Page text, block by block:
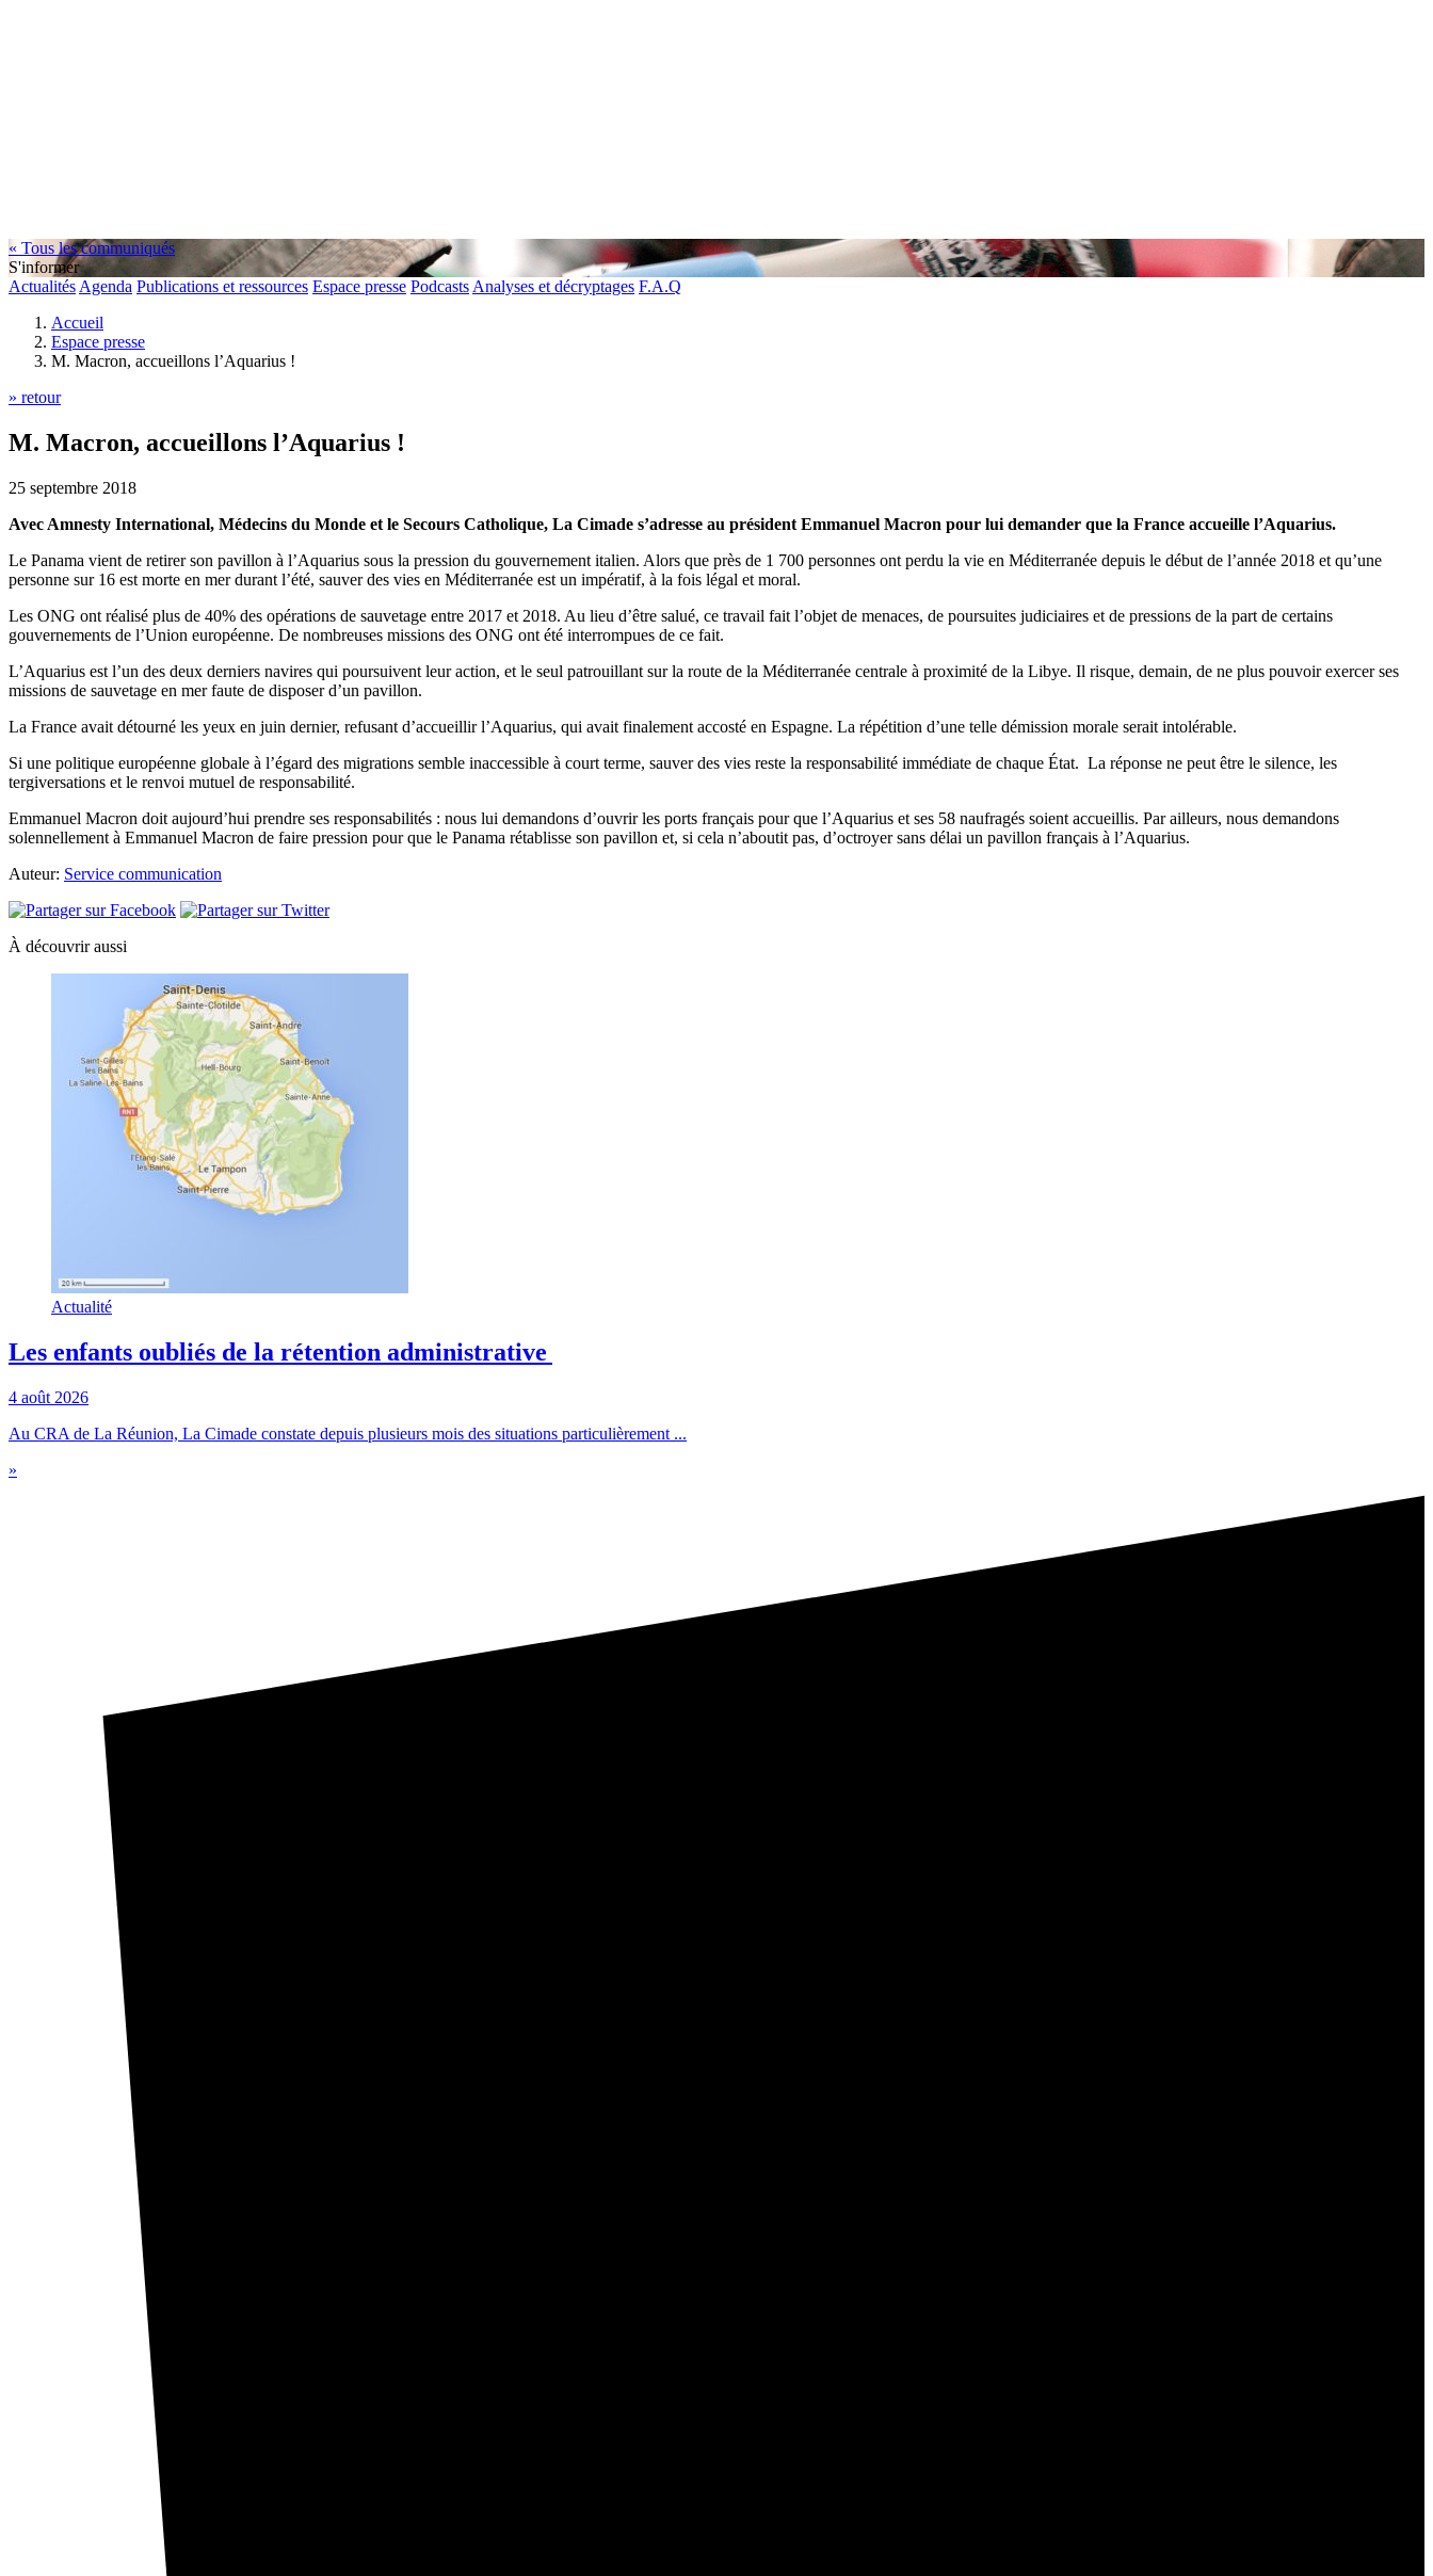
« Tous les communiqués
S'informer
Actualités Agenda Publications et ressources Espace presse Podcasts Analyses et décryptages F.A.Q
Accueil
Espace presse
M. Macron, accueillons l’Aquarius !
» retour
M. Macron, accueillons l’Aquarius !
25 septembre 2018
Avec Amnesty International, Médecins du Monde et le Secours Catholique, La Cimade s’adresse au président Emmanuel Macron pour lui demander que la France accueille l’Aquarius.
Le Panama vient de retirer son pavillon à l’Aquarius sous la pression du gouvernement italien. Alors que près de 1 700 personnes ont perdu la vie en Méditerranée depuis le début de l’année 2018 et qu’une
personne sur 16 est morte en mer durant l’été, sauver des vies en Méditerranée est un impératif, à la fois légal et moral.
Les ONG ont réalisé plus de 40% des opérations de sauvetage entre 2017 et 2018. Au lieu d’être salué, ce travail fait l’objet de menaces, de poursuites judiciaires et de pressions de la part de certains
gouvernements de l’Union européenne. De nombreuses missions des ONG ont été interrompues de ce fait.
L’Aquarius est l’un des deux derniers navires qui poursuivent leur action, et le seul patrouillant sur la route de la Méditerranée centrale à proximité de la Libye. Il risque, demain, de ne plus pouvoir exercer ses
missions de sauvetage en mer faute de disposer d’un pavillon.
La France avait détourné les yeux en juin dernier, refusant d’accueillir l’Aquarius, qui avait finalement accosté en Espagne. La répétition d’une telle démission morale serait intolérable.
Si une politique européenne globale à l’égard des migrations semble inaccessible à court terme, sauver des vies reste la responsabilité immédiate de chaque État. La réponse ne peut être le silence, les
tergiversations et le renvoi mutuel de responsabilité.
Emmanuel Macron doit aujourd’hui prendre ses responsabilités : nous lui demandons d’ouvrir les ports français pour que l’Aquarius et ses 58 naufragés soient accueillis. Par ailleurs, nous demandons
solennellement à Emmanuel Macron de faire pression pour que le Panama rétablisse son pavillon et, si cela n’aboutit pas, d’octroyer sans délai un pavillon français à l’Aquarius.
Auteur: Service communication
À découvrir aussi
Actualité
Les enfants oubliés de la rétention administrative
4 août 2026
Au CRA de La Réunion, La Cimade constate depuis plusieurs mois des situations particulièrement ...
»